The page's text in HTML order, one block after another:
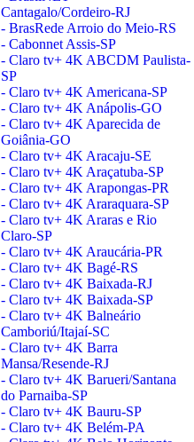
Cantagalo/Cordeiro-RJ
- BrasRede Arroio do Meio-RS
- Cabonnet Assis-SP
- Claro tv+ 4K ABCDM Paulista-
SP
- Claro tv+ 4K Americana-SP
- Claro tv+ 4K Anápolis-GO
- Claro tv+ 4K Aparecida de
Goiânia-GO
- Claro tv+ 4K Aracaju-SE
- Claro tv+ 4K Araçatuba-SP
- Claro tv+ 4K Arapongas-PR
- Claro tv+ 4K Araraquara-SP
- Claro tv+ 4K Araras e Rio
Claro-SP
- Claro tv+ 4K Araucária-PR
- Claro tv+ 4K Bagé-RS
- Claro tv+ 4K Baixada-RJ
- Claro tv+ 4K Baixada-SP
- Claro tv+ 4K Balneário
Camboriú/Itajaí-SC
- Claro tv+ 4K Barra
Mansa/Resende-RJ
- Claro tv+ 4K Barueri/Santana
do Parnaiba-SP
- Claro tv+ 4K Bauru-SP
- Claro tv+ 4K Belém-PA